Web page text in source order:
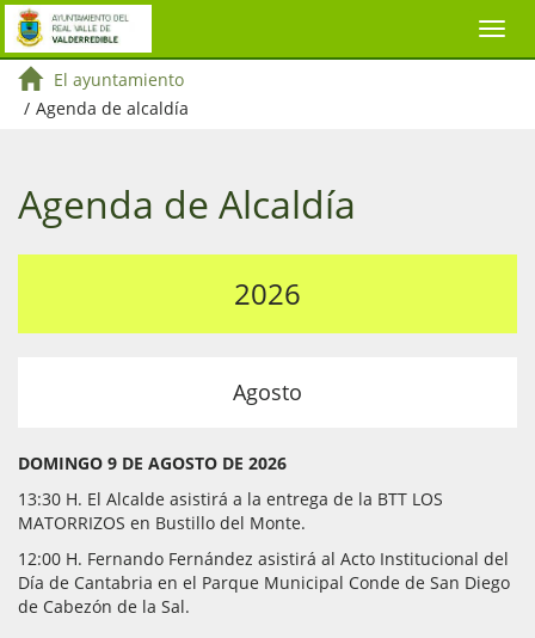
El ayuntamiento
/ Agenda de alcaldía
Agenda de Alcaldía
2026
Agosto
DOMINGO 9 DE AGOSTO DE 2026
13:30 H. El Alcalde asistirá a la entrega de la BTT LOS
MATORRIZOS en Bustillo del Monte.
12:00 H. Fernando Fernández asistirá al Acto Institucional del
Día de Cantabria en el Parque Municipal Conde de San Diego
de Cabezón de la Sal.